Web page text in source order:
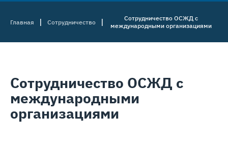
Главная | Сотрудничество |
Сотрудничество ОСЖД с
международными организациями
Сотрудничество ОСЖД с
международными
организациями